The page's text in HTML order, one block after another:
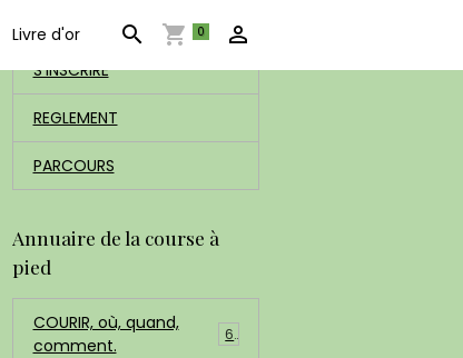
Livre d'or 0
S'INSCRIRE
REGLEMENT
PARCOURS
Annuaire de la course à
pied
COURIR, où, quand,
comment.
6